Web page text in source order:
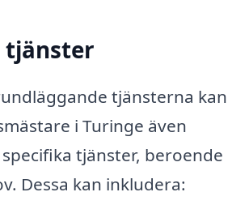
tjänster
tjänsterna kan
i Turinge även
tjänster, beroende
Dessa kan inkludera: